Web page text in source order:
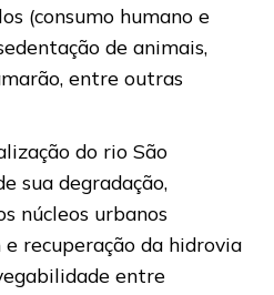
(consumo humano e
de animais,
entre outras
do rio São
sua degradação,
núcleos urbanos
recuperação da hidrovia
entre